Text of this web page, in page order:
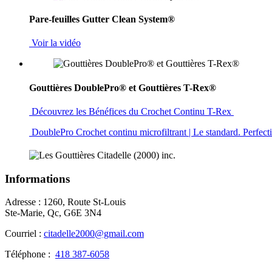
Pare-feuilles Gutter Clean System®
Voir la vidéo
Gouttières DoublePro® et Gouttières T-Rex®
Découvrez les Bénéfices du Crochet Continu T-Rex
DoublePro Crochet continu microfiltrant | Le standard.
Informations
Adresse : 1260, Route St-Louis
Ste-Marie, Qc, G6E 3N4
Courriel : citadelle2000@gmail.com
Téléphone : 418 387-6058